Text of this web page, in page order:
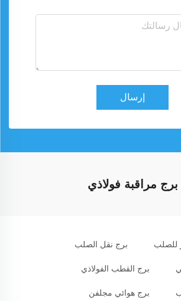
إرسال
برج مراقبة فولاذي
للصلب برج نقل الصلب
برج القطب الفولاذي
برج هوائي مجلفن